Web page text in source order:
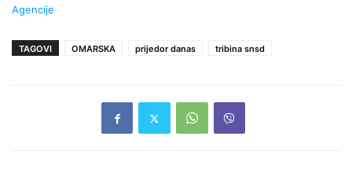
Agencije
TAGOVI OMARSKA prijedor danas tribina snsd